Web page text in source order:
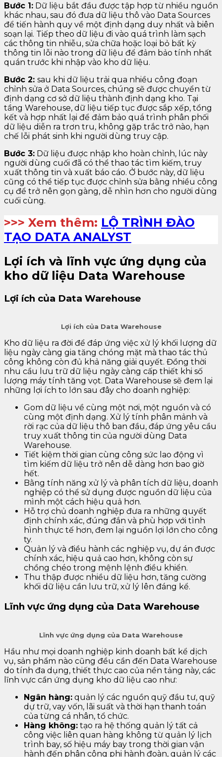
Bước 1: Dữ liệu bắt đầu được tập hợp từ nhiều nguồn
khác nhau, sau đó đưa dữ liệu thô vào Data Sources
để tiến hành quy về một định dạng duy nhất và biên
soạn lại. Tiếp theo dữ liệu đi vào quá trình làm sạch
các thông tin nhiễu, sửa chữa hoặc loại bỏ bất kỳ
thông tin lỗi nào trong dữ liệu để đảm bảo tính nhất
quán trước khi nhập vào kho dữ liệu.
Bước 2: sau khi dữ liệu trải qua nhiều công đoạn
chỉnh sửa ở Data Sources, chúng sẽ được chuyển từ
định dạng cơ sở dữ liệu thành định dạng kho. Tại
tầng Warehouse, dữ liệu tiếp tục được sắp xếp, tổng
kết và hợp nhất lại để đảm bảo quá trình phân phối
dữ liệu diễn ra trơn tru, không gặp trắc trở nào, hạn
chế lỗi phát sinh khi người dùng truy cập.
Bước 3: Dữ liệu được nhập kho hoàn chỉnh, lúc này
người dùng cuối đã có thể thao tác tìm kiếm, truy
xuất thông tin và xuất báo cáo. Ở bước này, dữ liệu
cũng có thể tiếp tục được chỉnh sửa bằng nhiều công
cụ để trở nên gọn gàng, dễ nhìn hơn cho người dùng
cuối cùng.
>>> Xem thêm: LỘ TRÌNH ĐÀO
TẠO DATA ANALYST
Lợi ích và lĩnh vực ứng dụng của
kho dữ liệu Data Warehouse
Lợi ích của Data Warehouse
Lợi ích của Data Warehouse
Kho dữ liệu ra đời để đáp ứng việc xử lý khối lượng dữ
liệu ngày càng gia tăng chóng mặt mà thao tác thủ
công không còn đủ khả năng giải quyết. Đồng thời
nhu cầu lưu trữ dữ liệu ngày càng cấp thiết khi số
lượng máy tính tăng vọt. Data Warehouse sẽ đem lại
những lợi ích to lớn sau đây cho doanh nghiệp:
Gom dữ liệu về cùng một nơi, một nguồn và có
cùng một định dạng. Xử lý tính phân mảnh và
rời rạc của dữ liệu thô ban đầu, đáp ứng yêu cầu
truy xuất thông tin của người dùng Data
Warehouse.
Tiết kiệm thời gian cùng công sức lao động vì
tìm kiếm dữ liệu trở nên dễ dàng hơn bao giờ
hết.
Bằng tính năng xử lý và phân tích dữ liệu, doanh
nghiệp có thể sử dụng được nguồn dữ liệu của
mình một cách hiệu quả hơn.
Hỗ trợ chủ doanh nghiệp đưa ra những quyết
định chính xác, đúng đắn và phù hợp với tình
hình thực tế hơn, đem lại nguồn lợi lớn cho công
ty.
Quản lý và điều hành các nghiệp vụ, dự án được
chính xác, hiệu quả cao hơn, không còn sự
chồng chéo trong mệnh lệnh điều khiển.
Thu thập được nhiều dữ liệu hơn, tăng cường
khối dữ liệu cần lưu trữ, xử lý lên đáng kể.
Lĩnh vực ứng dụng của Data Warehouse
Lĩnh vực ứng dụng của Data Warehouse
Hầu như mọi doanh nghiệp kinh doanh bất kể dịch
vụ, sản phẩm nào cũng đều cần đến Data Warehouse
do tính đa dụng, thiết thực cao của nền tảng này, các
lĩnh vực cần ứng dụng kho dữ liệu cao như:
Ngân hàng: quản lý các nguồn quỹ đầu tư, quỹ
dự trữ, vay vốn, lãi suất và thời hạn thanh toán
của từng cá nhân, tổ chức.
Hàng không: tạo ra hệ thống quản lý tất cả
công việc liên quan hàng không từ quản lý lịch
trình bay, số hiệu máy bay trong thời gian vận
hành đến phân công phi hành đoàn, quản lý các